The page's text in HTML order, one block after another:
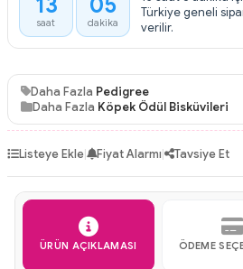
13
saat
05
dakika
Türkiye geneli
verilir.
Daha Fazla Pedigree
Daha Fazla Köpek Ödül Bisküvileri
Listeye Ekle| Fiyat Alarmı| Tavsiye Et
ÜRÜN AÇIKLAMASI ÖDEME